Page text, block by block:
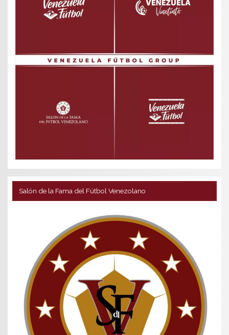
Salón de la Fama del Fútbol Venezolano